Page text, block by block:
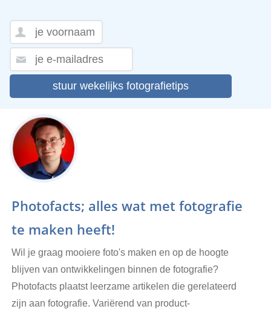
stuur wekelijks fotografietips
Photofacts; alles wat met fotografie
te maken heeft!
Wil je graag mooiere foto's maken en op de hoogte
blijven van ontwikkelingen binnen de fotografie?
Photofacts plaatst leerzame artikelen die gerelateerd
zijn aan fotografie. Variërend van product-